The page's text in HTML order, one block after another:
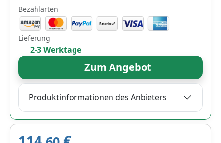
Bezahlarten
Lieferung
2-3 Werktage
Zum Angebot
Produktinformationen des Anbieters